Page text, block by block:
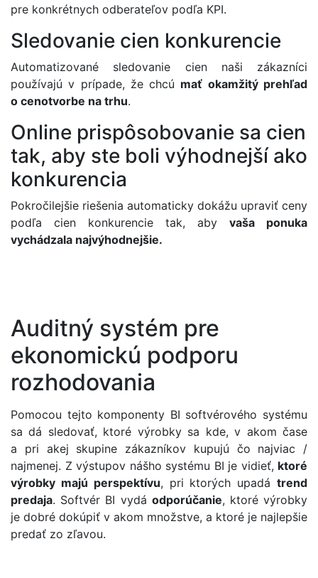
pre konkrétnych odberateľov podľa KPI.
Sledovanie cien konkurencie
Automatizované sledovanie cien naši zákazníci
používajú v prípade, že chcú mať okamžitý prehľad
o cenotvorbe na trhu.
Online prispôsobovanie sa cien
tak, aby ste boli výhodnejší ako
konkurencia
Pokročilejšie riešenia automaticky dokážu upraviť ceny
podľa cien konkurencie tak, aby vaša ponuka
vychádzala najvýhodnejšie.
Auditný systém pre
ekonomickú podporu
rozhodovania
Pomocou tejto komponenty BI softvérového systému
sa dá sledovať, ktoré výrobky sa kde, v akom čase
a pri akej skupine zákazníkov kupujú čo najviac /
najmenej. Z výstupov nášho systému BI je vidieť, ktoré
výrobky majú perspektívu, pri ktorých upadátrend
predaja. Softvér BI vydá odporúčanie, ktoré výrobky
je dobré dokúpiť v akom množstve, a ktoré je najlepšie
predať zo zľavou.